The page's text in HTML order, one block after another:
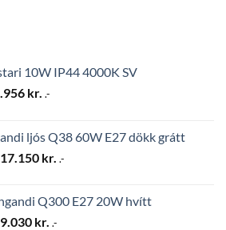
10W IP44 4000K SV
kr..
kr. Current
1.956 kr..
.-
ljós Q38 60W E27 dökk grátt
Original
kr..
17.150 kr. Current
17.150 kr..
.-
Q300 E27 20W hvítt
Original
9.030 kr. Current
.-